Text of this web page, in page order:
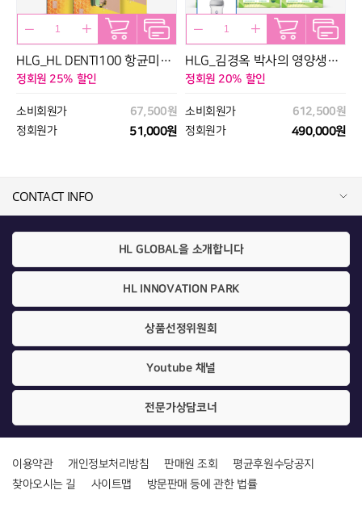
HLG_HL DENTI100 항균미세
모6개입*3세트(18개입)
정회원 25% 할인
소비회원가 67,500원
정회원가 51,000원
HLG_김경옥 박사의 영양생식
5개월(10포*15박스)+전용 쉐
정회원 20% 할인
소비회원가 612,500원
정회원가 490,000원
CONTACT INFO
HL GLOBAL을 소개합니다
HL INNOVATION PARK
상품선정위원회
Youtube 채널
전문가상담코너
이용약관 개인정보처리방침 판매원 조회
평균후원수당공지
찾아오시는 길
사이트맵 방문판매 등에 관한 법률